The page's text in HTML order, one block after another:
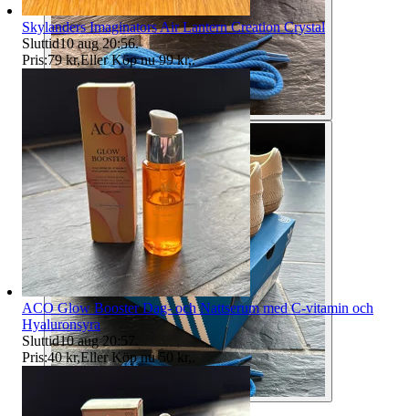
Skylanders Imaginators Air Lantern Creation Crystal
Sluttid10 aug 20:56.
Pris:79 kr,Eller Köp nu 99 kr,.
ACO Glow Booster Dag- och Nattserum med C-vitamin och
Hyaluronsyra
Sluttid10 aug 20:57
Pris:40 kr,Eller Köp nu 50 kr